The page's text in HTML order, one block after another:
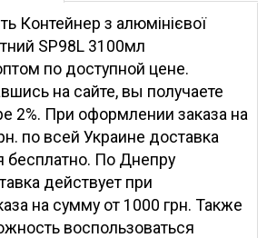
Контейнер з алюмінієвої
SP98L 3100мл
по доступной цене.
на сайте, вы получаете
2%. При оформлении заказа на
по всей Украине доставка
бесплатно. По Днепру
действует при
на сумму от 1000 грн. Также
воспользоваться